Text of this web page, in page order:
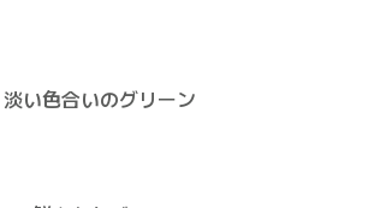
淡い色合いのグリーン